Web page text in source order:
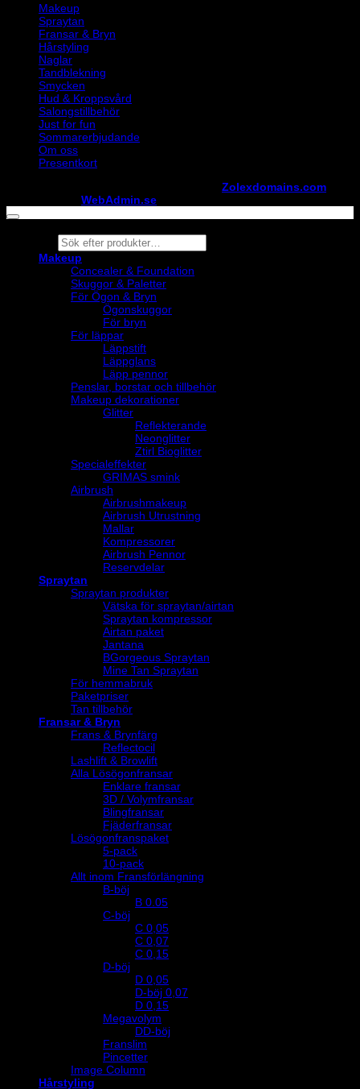
Makeup
Spraytan
Fransar & Bryn
Hårstyling
Naglar
Tandblekning
Smycken
Hud & Kroppsvård
Salongstillbehör
Just for fun
Sommarerbjudande
Om oss
Presentkort
Zolexdomains.com
WebAdmin.se
Products
search
Makeup
Concealer & Foundation
Skuggor & Paletter
För Ögon & Bryn
Ögonskuggor
För bryn
För läppar
Läppstift
Läppglans
Läpp pennor
Penslar, borstar och tillbehör
Makeup dekorationer
Glitter
Reflekterande
Neonglitter
Ztirl Bioglitter
Specialeffekter
GRIMAS smink
Airbrush
Airbrushmakeup
Airbrush Utrustning
Mallar
Kompressorer
Airbrush Pennor
Reservdelar
Spraytan
Spraytan produkter
Vätska för spraytan/airtan
Spraytan kompressor
Airtan paket
Jantana
BGorgeous Spraytan
Mine Tan Spraytan
För hemmabruk
Paketpriser
Tan tillbehör
Fransar & Bryn
Frans & Brynfärg
Reflectocil
Lashlift & Browlift
Alla Lösögonfransar
Enklare fransar
3D / Volymfransar
Blingfransar
Fjäderfransar
Lösögonfranspaket
5-pack
10-pack
Allt inom Fransförlängning
B-böj
B 0.05
C-böj
C 0,05
C 0,07
C 0,15
D-böj
D 0,05
D-böj 0,07
D 0,15
Megavolym
DD-böj
Franslim
Pincetter
Image Column
Hårstyling